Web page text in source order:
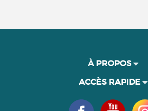
À PROPOS
ACCÈS RAPIDE